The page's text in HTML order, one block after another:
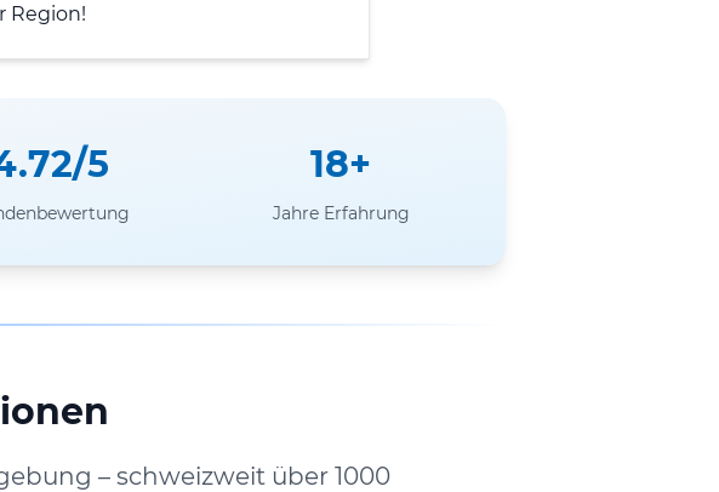
Region!
5 18+
Jahre Erfahrung
– schweizweit über 1000